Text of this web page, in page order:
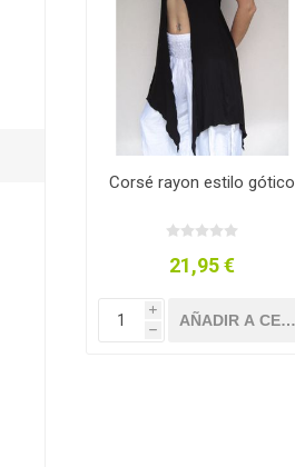
Botas y Botines de algodón
Corsé rayon estilo gótico
21,95 €
i
h